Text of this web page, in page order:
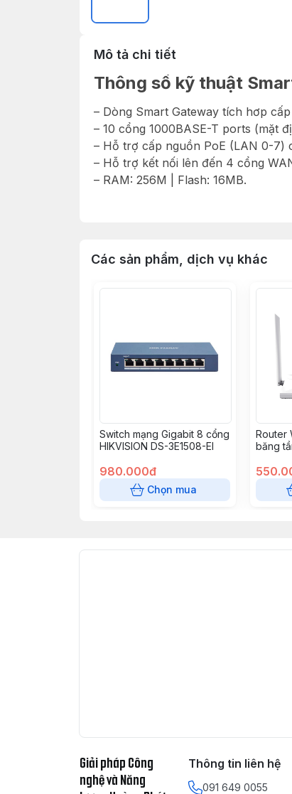
Mô tả chi tiết
Thông số kỹ thuật
– Dòng Smart Gateway tích hơp
– 10 cổng 1000BASE-T ports (mặt
– Hỗ trợ cấp nguồn PoE (LAN 0-7)
– Hỗ trợ kết nối lên đến 4 cổng
– RAM: 256M | Flash: 16MB.
– Hỗ trợ 8 kênh VPN (IPsec).
– Tính năng quản lý Wifi: cho phép
– Cân bằng tải giữa các đường
– Hỗ trợ cập nhật thư viện
– Nguồn cấp: 100-240V~,50-60Hz.
– Kích thước: 202×107×28 (mm).
– Bảo hành: 3 năm.
Các sản phẩm, dịch vụ khác
Switch mạng Gigabit 8 cổng
HIKVISION DS-3E1508-EI
980.000đ
Chọn mua
Router
băng
Giải pháp Công
nghệ và Năng
Thông tin liên hệ
091 649 0055